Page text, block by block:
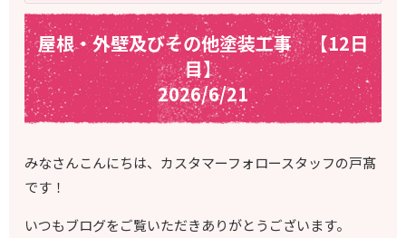
屋根・外壁及びその他塗装工事 【12日
目】
2026/6/21
みなさんこんにちは、カスタマーフォロースタッフの戸髙
です！
いつもブログをご覧いただきありがとうございます。